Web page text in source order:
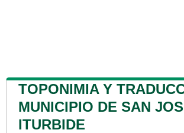
TOPONIMIA Y
MUNICIPIO DE SAN
ITURBIDE